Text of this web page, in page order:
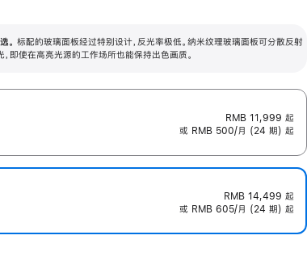
色画质。
。 标配的玻璃面板经过特别设计，反光率极低。纳米纹理玻璃面板可分散反射
，即使在高亮光源的工作场所也能保持出色画质。
RMB 11,999 起
或 RMB 500/月 (24 期) 起
RMB 14,499 起
或 RMB 605/月 (24 期) 起